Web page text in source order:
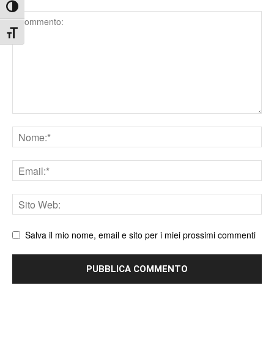
Attiva/disattiva alto contrasto
Attiva/disattiva dimensione testo
Comment
Nome
Email
Sito
web
Salva il mio nome, email e sito per i miei prossimi commenti